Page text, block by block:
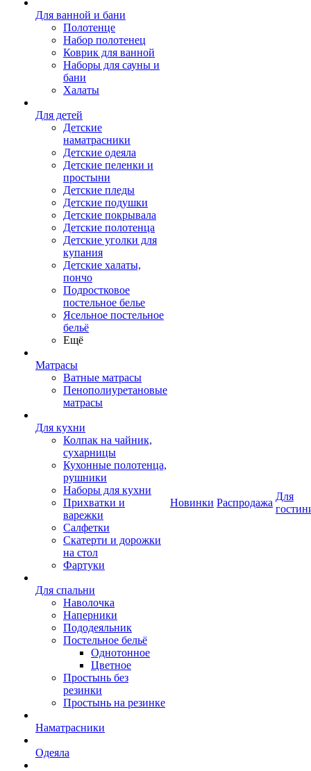
Для ванной и бани
Полотенце
Набор полотенец
Коврик для ванной
Наборы для сауны и
бани
Халаты
Для детей
Детские
наматрасники
Детские одеяла
Детские пеленки и
простыни
Детские пледы
Детские подушки
Детские покрывала
Детские полотенца
Детские уголки для
купания
Детские халаты,
пончо
Подростковое
постельное белье
Ясельное постельное
бельё
Ещё
Матрасы
Ватные матрасы
Пенополиуретановые
матрасы
Для кухни
Колпак на чайник,
сухарницы
Кухонные полотенца,
рушники
Наборы для кухни
Прихватки и
варежки
Салфетки
Скатерти и дорожки
на стол
Фартуки
Для спальни
Наволочка
Наперники
Пододеяльник
Постельное бельё
Однотонное
Цветное
Простынь без
резинки
Простынь на резинке
Наматрасники
Одеяла
Новинки Распродажа
Для